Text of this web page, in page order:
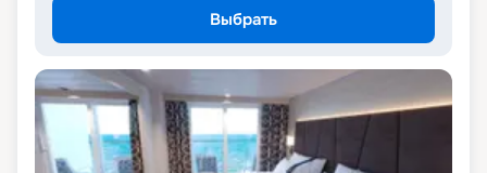
Выбрать